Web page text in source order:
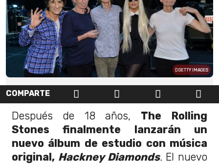
GETTY IMAGES
COMPARTE
Después de 18 años, The Rolling
Stones finalmente lanzarán un
nuevo álbum de estudio con música
original, Hackney Diamonds. El nuevo